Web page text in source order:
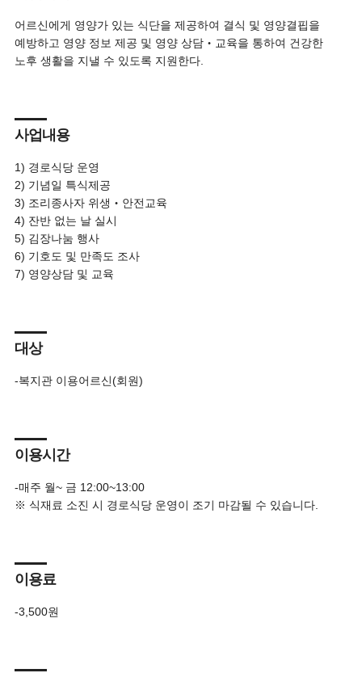
어르신에게 영양가 있는 식단을 제공하여 결식 및 영양결핍을
예방하고 영양 정보 제공 및 영양 상담‧교육을 통하여 건강한
노후 생활을 지낼 수 있도록 지원한다.
사업내용
1) 경로식당 운영
2) 기념일 특식제공
3) 조리종사자 위생‧안전교육
4) 잔반 없는 날 실시
5) 김장나눔 행사
6) 기호도 및 만족도 조사
7) 영양상담 및 교육
대상
-복지관 이용어르신(회원)
이용시간
-매주 월~ 금 12:00~13:00
※ 식재료 소진 시 경로식당 운영이 조기 마감될 수 있습니다.
이용료
-3,500원